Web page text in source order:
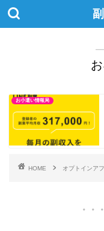
―
お小遣い情報局
HOME オプトインア